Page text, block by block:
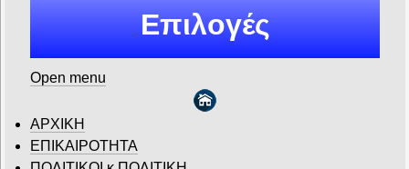
Επιλογές
Open menu
ΑΡΧΙΚΗ
ΕΠΙΚΑΙΡΟΤΗΤΑ